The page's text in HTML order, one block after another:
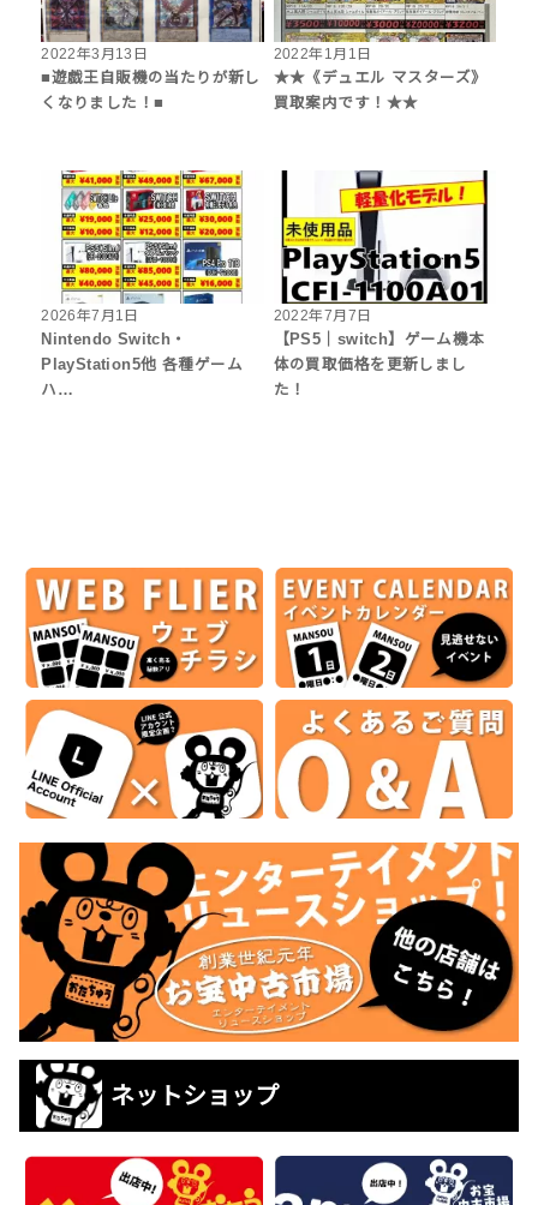
2022年3月13日
■遊戯王自販機の当たりが新し
くなりました！■
2022年1月1日
★★《デュエル マスターズ》
買取案内です！★★
2026年7月1日
Nintendo Switch・
PlayStation5他 各種ゲーム
ハ…
2022年7月7日
【PS5｜switch】ゲーム機本
体の買取価格を更新しまし
た！
ネットショップ